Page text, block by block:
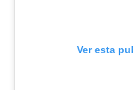
Ver esta